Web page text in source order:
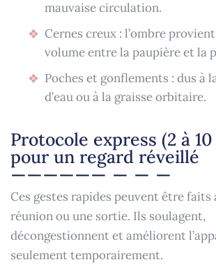
mauvaise circulation.
Cernes creux : l’ombre
volume entre la paupière et la
Poches et gonflements : dus à
d’eau ou à la graisse orbitaire.
Protocole express (2 à
pour un regard réveillé
Ces gestes rapides peuvent être faits
réunion ou une sortie. Ils soulagent,
décongestionnent et améliorent
seulement temporairement.